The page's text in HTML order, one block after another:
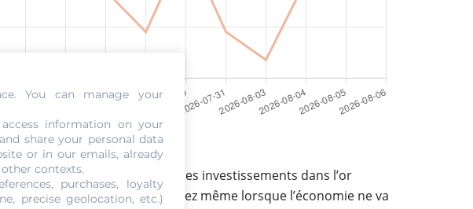
en euros
400 %. En temps de crise, les investissements dans l’or
s’assurer que vous continuez même lorsque l’économie ne va
You can manage your
information on your
share your personal data
or in our emails, already
contexts.
purchases, loyalty
precise geolocation, etc.)